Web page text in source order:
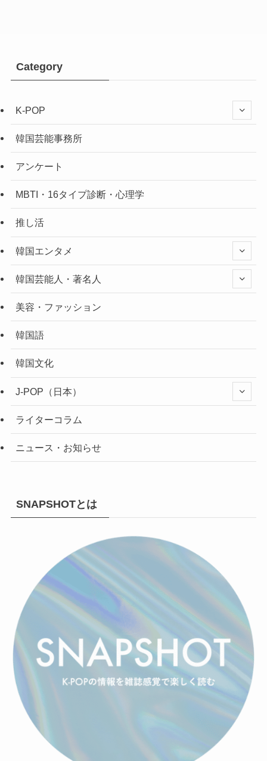
Category
K-POP
韓国芸能事務所
アンケート
MBTI・16タイプ診断・心理学
推し活
韓国エンタメ
韓国芸能人・著名人
美容・ファッション
韓国語
韓国文化
J-POP（日本）
ライターコラム
ニュース・お知らせ
SNAPSHOTとは